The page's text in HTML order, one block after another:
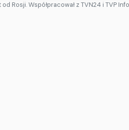
Rosji. Współpracował z TVN24 i TVP Info